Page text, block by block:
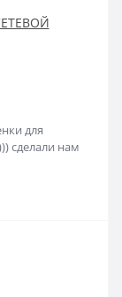
для
сделали нам